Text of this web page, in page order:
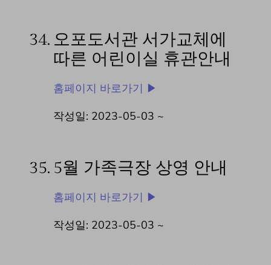
34. 오포도서관 서가교체에
따른 어린이실 휴관안내
홈페이지 바로가기 ▶
작성일: 2023-05-03 ~
35. 5월 가족극장 상영 안내
홈페이지 바로가기 ▶
작성일: 2023-05-03 ~